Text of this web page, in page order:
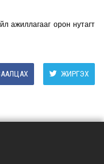
ажиллагааг орон нутагт
ЖИРГЭХ